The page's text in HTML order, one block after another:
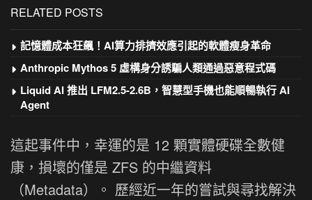
RELATED POSTS
記憶體成本狂飆！AI算力排擠效應引起的軟體瘦身革命
Anthropic Mythos 5 虛構身分誘騙人類通過惡意程式碼
Liquid AI 推出 LFM2.5-2.6B，智慧型手機也能順暢執行 AI
Agent
這起事件中，幸運的是 12 顆實體硬碟全數健
康，損壞的僅是 ZFS 的中繼資料
（Metadata）。 歷經近一年的嘗試與尋找解決